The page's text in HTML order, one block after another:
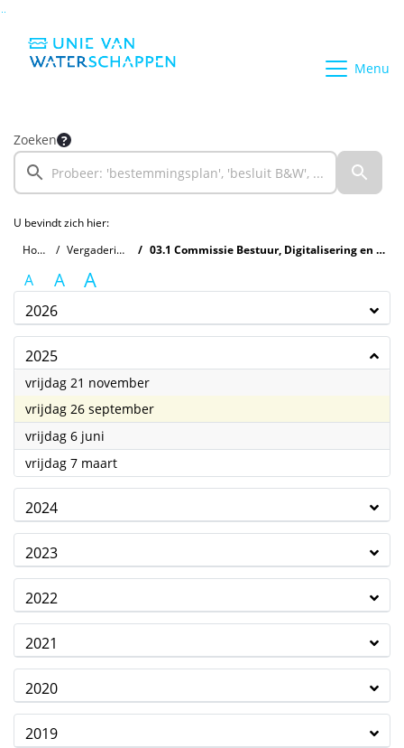
Menu
Zoeken
U bevindt zich hier:
Home
Vergaderingen 03.1 Commissie Bestuur, Digitalisering en Financiën
A A A
2026
2025
vrijdag 21 november2025
vrijdag 26 september2025
vrijdag 6 juni
vrijdag 7 maart2025
2024
2023
2022
2021
2020
2019